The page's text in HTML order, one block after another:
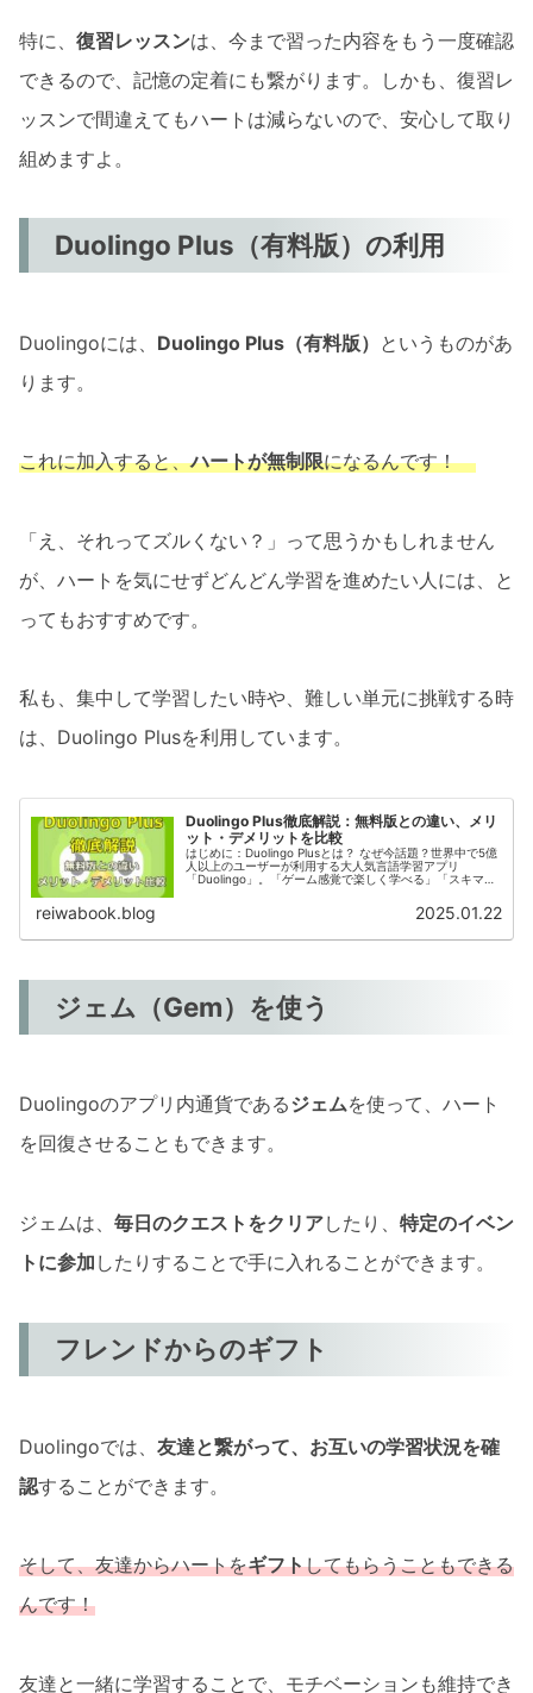
特に、 復習レッスンは、今まで習った内容をもう一度確認
できるので、記憶の定着にも繋がります。しかも、復習レ
ッスンで間違えてもハートは減らないので、安心して取り
組めますよ。
Duolingo Plus（有料版）の利用
Duolingoには、 Duolingo Plus（有料版） というものがあ
ります。
これに加入すると、ハートが無制限になるんです！
「え、それってズルくない？」って思うかもしれません
が、ハートを気にせずどんどん学習を進めたい人には、と
ってもおすすめです。
私も、集中して学習したい時や、難しい単元に挑戦する時
は、Duolingo Plusを利用しています。
Duolingo Plus徹底解説：無料版との違い、メリ
ット・デメリットを比較
はじめに：Duolingo Plusとは？ なぜ今話題？世界中で5億
人以上のユーザーが利用する大人気言語学習アプリ
「Duolingo」。「ゲーム感覚で楽しく学べる」「スキマ時
reiwabook.blog 2025.01.22
ジェム（Gem）を使う
Duolingoのアプリ内通貨であるジェムを使って、ハート
を回復させることもできます。
ジェムは、 毎日のクエストをクリアしたり、 特定のイベン
トに参加 したりすることで手に入れることができます。
フレンドからのギフト
Duolingoでは、 友達と繋がって、お互いの学習状況を確
認することができます。
そして、友達からハートをギフトしてもらうこともできる
んです！
友達と一緒に学習することで、モチベーションも維持でき